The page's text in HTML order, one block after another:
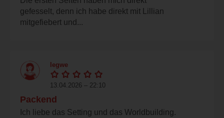
gefesselt, denn ich habe direkt mit Lillian
mitgefiebert und...
legwe
13.04.2026 – 22:10
Packend
Ich liebe das Setting und das Worldbuilding.